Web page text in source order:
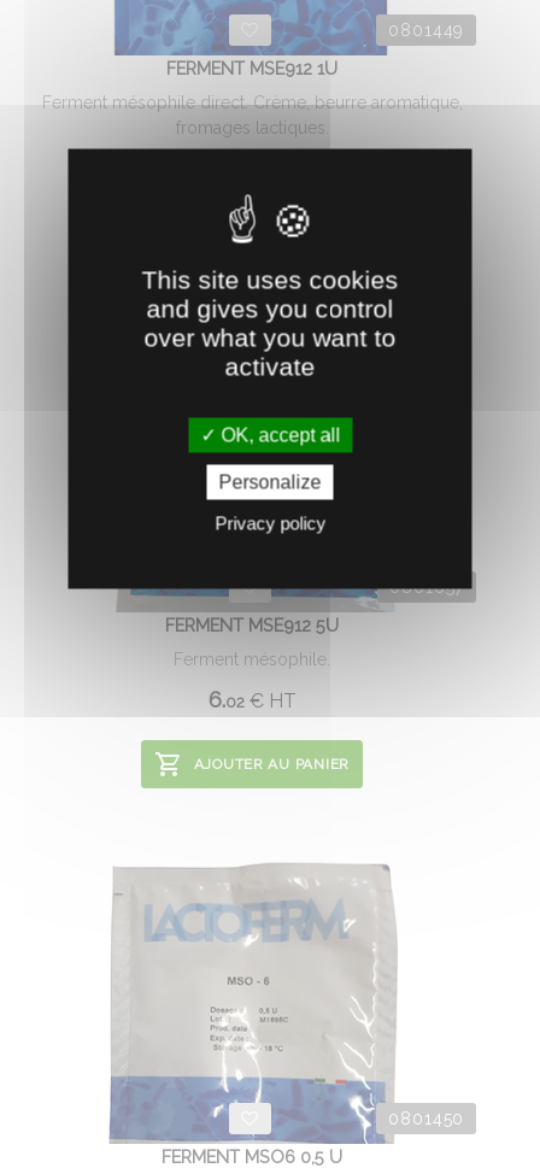
0801449
FERMENT MSE912 1U
Ferment mésophile direct. Crème, beurre aromatique,
fromages lactiques.
AJOUTER AU PANIER
0801657
FERMENT MSE912 5U
Ferment mésophile.
6.02 €HT
AJOUTER AU PANIER
0801450
FERMENT MSO6 0,5 U
This site uses cookies
and gives you control
over what you want to
activate
OK, accept all
Personalize
Privacy policy